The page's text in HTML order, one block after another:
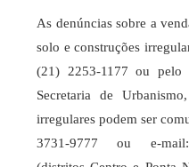
As denúncias sobre a
solo e construções
(21) 2253-1177 ou pelo
Secretaria de
irregulares podem ser
3731-9777 ou e-